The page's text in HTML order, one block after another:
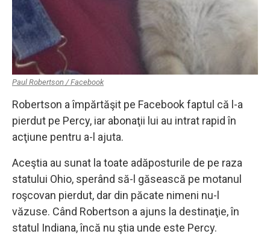
Paul Robertson / Facebook
Robertson a împărtăşit pe Facebook faptul că l-a
pierdut pe Percy, iar abonaţii lui au intrat rapid în
acţiune pentru a-l ajuta.
Aceştia au sunat la toate adăposturile de pe raza
statului Ohio, sperând să-l găsească pe motanul
roşcovan pierdut, dar din păcate nimeni nu-l
văzuse. Când Robertson a ajuns la destinaţie, în
statul Indiana, încă nu ştia unde este Percy.